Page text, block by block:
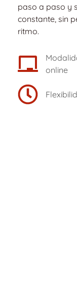
paso a paso y
constante, sin
ritmo.
online